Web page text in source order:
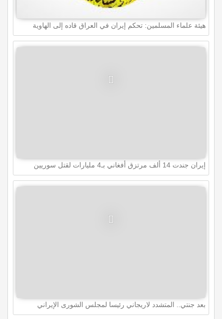
هيئة علماء المسلمين: تحكم إيران في العراق قاده إلى الهاوية
إيران جندت 14 ألف مرتزق أفغاني بـ4 مليارات لقتل سوريين
بعد جنتي.. المتشدد لاريجاني رئيسا لمجلس الشورى الإيراني